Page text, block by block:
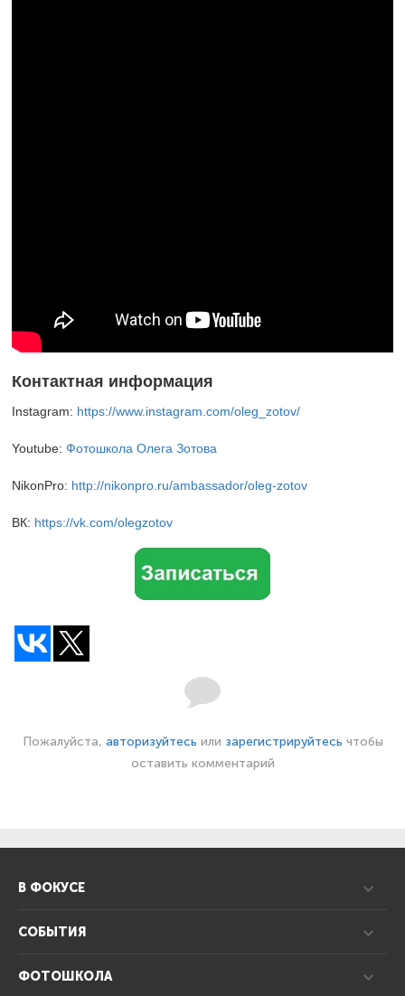
Контактная информация
Instagram: https://www.instagram.com/oleg_zotov/
Youtube: Фотошкола Олега Зотова
NikonPro: http://nikonpro.ru/ambassador/oleg-zotov
ВК: https://vk.com/olegzotov
Пожалуйста, авторизуйтесь или зарегистрируйтесь чтобы
оставить комментарий
В ФОКУСЕ
СОБЫТИЯ
ФОТОШКОЛА